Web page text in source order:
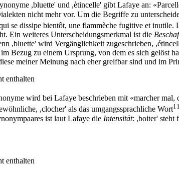
,bluette' und ,ètincelle' gibt Lafaye an:
nicht mehr vor. Um die Begriffe zu
se dissipe bientôt, une flammèche fugitive et inutile.
Ein weiteres Unterscheidungsmerkmal ist die
,bluette' wird Vergänglichkeit zugeschrieben,
Bezug zu einem Ursprung, von dem es sich gelöst
meiner Meinung nach eher greifbar sind und im
enthalten
wird bei Lafaye beschrieben mit «marcher mal,
,clocher' als das umgangssprachliche Wort11
ist laut Lafaye die Intensität: ,boiter' steht
enthalten